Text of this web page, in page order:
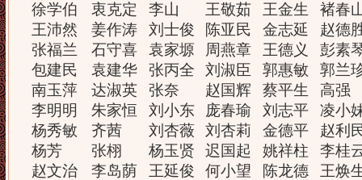
徐学伯
王沛然
张福兰
包建民
南玉萍
李明明
杨秀敏
杨芳
赵文治
衷克定
姜作涛
石守喜
袁建华
达淑英
朱家恒
齐茜
张栩
李岛荫
李山
刘士俊
袁家塬
张丙全
张奈
刘小东
刘杏薇
杨玉贤
王延俊
王敬茹
陈亚民
周燕章
刘淑臣
赵国辉
庞春瑜
刘杏莉
迟国起
何小望
王金生
金志延
王德义
郭惠敏
蔡平生
刘志平
金德平
姚祥柱
陈龙德
褚春
赵德
彭素
郭兰
高强
凌小
赵利
李桂
王焕